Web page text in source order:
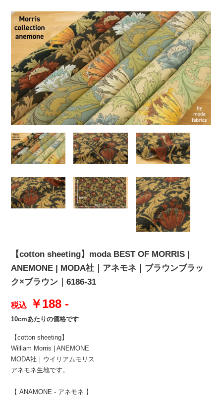
【cotton sheeting】moda BEST OF MORRIS |
ANEMONE | MODA社｜アネモネ｜ブラウンブラッ
ク×ブラウン｜6186-31
税込 ￥188 -
10cmあたりの価格です
【cotton sheeting】
William Morris | ANEMONE
MODA社｜ウイリアムモリス
アネモネ生地です。
【 ANAMONE - アネモネ 】